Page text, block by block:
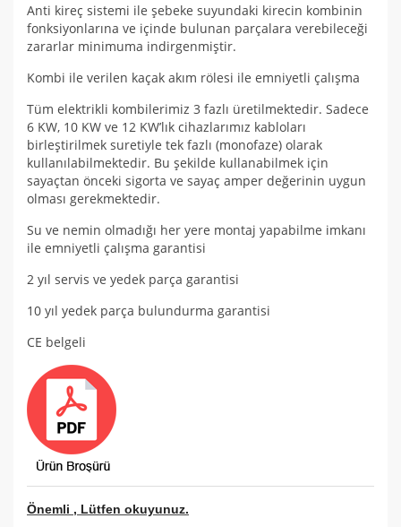
Anti kireç sistemi ile şebeke suyundaki kirecin kombinin
fonksiyonlarına ve içinde bulunan parçalara verebileceği
zararlar minimuma indirgenmiştir.
Kombi ile verilen kaçak akım rölesi ile emniyetli çalışma
Tüm elektrikli kombilerimiz 3 fazlı üretilmektedir. Sadece
6 KW, 10 KW ve 12 KW’lık cihazlarımız kabloları
birleştirilmek suretiyle tek fazlı (monofaze) olarak
kullanılabilmektedir. Bu şekilde kullanabilmek için
sayaçtan önceki sigorta ve sayaç amper değerinin uygun
olması gerekmektedir.
Su ve nemin olmadığı her yere montaj yapabilme imkanı
ile emniyetli çalışma garantisi
2 yıl servis ve yedek parça garantisi
10 yıl yedek parça bulundurma garantisi
CE belgeli
Önemli , Lütfen okuyunuz.